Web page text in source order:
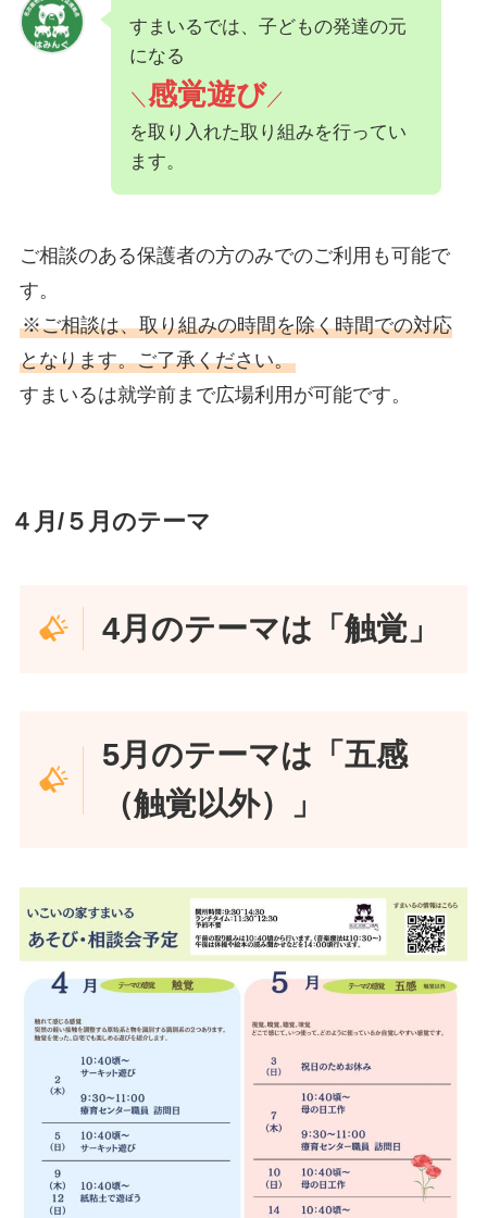
すまいるでは、子どもの発達の元
になる
＼ 感覚遊び／
を取り入れた取り組みを行ってい
ます。
ご相談のある保護者の方のみでのご利用も可能で
す。
※ご相談は、取り組みの時間を除く時間での対応
となります。ご了承ください。
すまいるは就学前まで広場利用が可能です。
４月/５月のテーマ
4月のテーマは「触覚」
5月のテーマは「五感
（触覚以外）」